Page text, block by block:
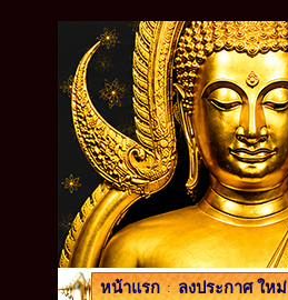
หน้าแรก : ลงประกาศ ใหม่